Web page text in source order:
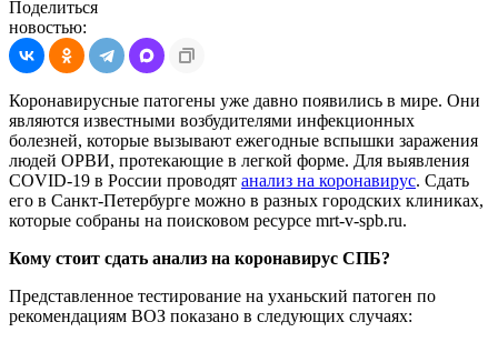
Поделиться
новостью:
Коронавирусные патогены уже давно появились в мире. Они
являются известными возбудителями инфекционных
болезней, которые вызывают ежегодные вспышки заражения
людей ОРВИ, протекающие в легкой форме. Для выявления
COVID-19 в России проводят анализ на коронавирус. Сдать
его в Санкт-Петербурге можно в разных городских клиниках,
которые собраны на поисковом ресурсе mrt-v-spb.ru.
Кому стоит сдать анализ на коронавирус СПБ?
Представленное тестирование на уханьский патоген по
рекомендациям ВОЗ показано в следующих случаях: